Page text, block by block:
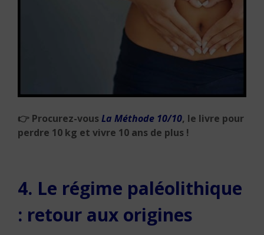
👉 Procurez-vous La Méthode 10/10, le livre pour
perdre 10 kg et vivre 10 ans de plus !
4. Le régime paléolithique
: retour aux origines